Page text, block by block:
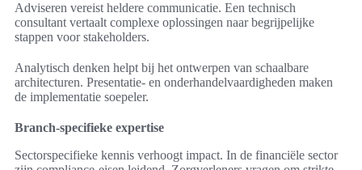
Adviseren vereist heldere communicatie. Een technisch
consultant vertaalt complexe oplossingen naar begrijpelijke
stappen voor stakeholders.
Analytisch denken helpt bij het ontwerpen van schaalbare
architecturen. Presentatie- en onderhandelvaardigheden maken
de implementatie soepeler.
Branch-specifieke expertise
Sectorspecifieke kennis verhoogt impact. In de financiële sector